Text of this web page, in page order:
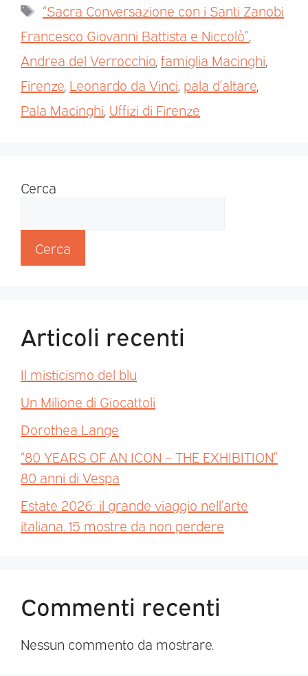
“Sacra Conversazione con i Santi Zanobi
Francesco Giovanni Battista e Niccolò”
Andrea del Verrocchio famiglia Macinghi
Firenze Leonardo da Vinci pala d’altare
Pala Macinghi Uffizi di Firenze
Cerca
Cerca
Articoli recenti
Il misticismo del blu
Un Milione di Giocattoli
Dorothea Lange
“80 YEARS OF AN ICON – THE EXHIBITION”
80 anni di Vespa
Estate 2026: il grande viaggio nell’arte
italiana. 15 mostre da non perdere
Commenti recenti
Nessun commento da mostrare.